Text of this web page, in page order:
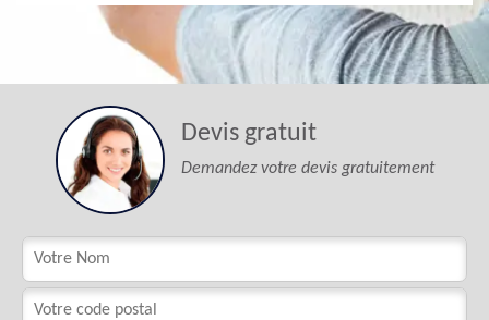
Devis gratuit
Demandez votre devis gratuitement